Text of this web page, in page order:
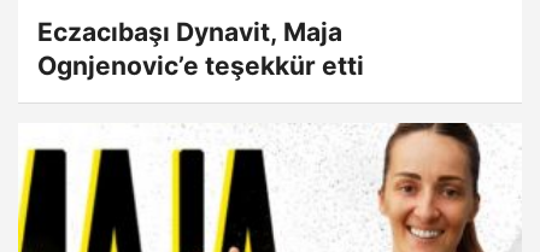
Eczacıbaşı Dynavit, Maja
Ognjenovic’e teşekkür etti